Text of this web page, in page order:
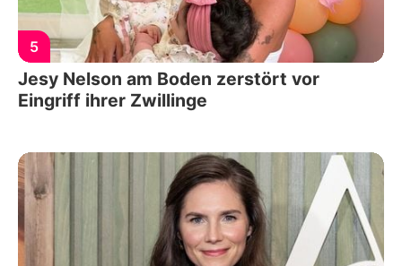
5
Jesy Nelson am Boden zerstört vor
Eingriff ihrer Zwillinge